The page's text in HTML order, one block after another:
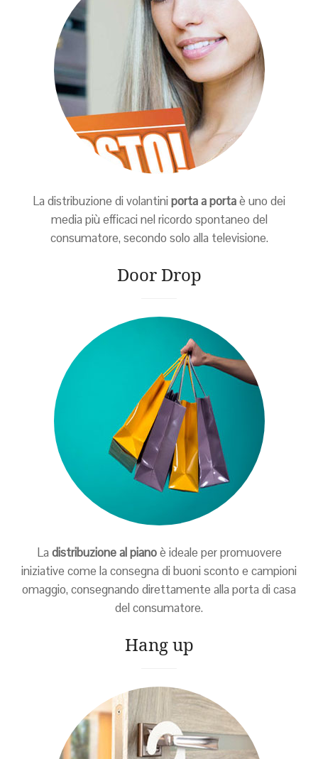
La distribuzione di volantini porta a portaè uno dei
media più efficaci nel ricordo spontaneo del
consumatore, secondo solo alla televisione.
Door Drop
La distribuzione al pianoè ideale per promuovere
iniziative come la consegna di buoni sconto e campioni
omaggio, consegnando direttamente alla porta di casa
del consumatore.
Hang up